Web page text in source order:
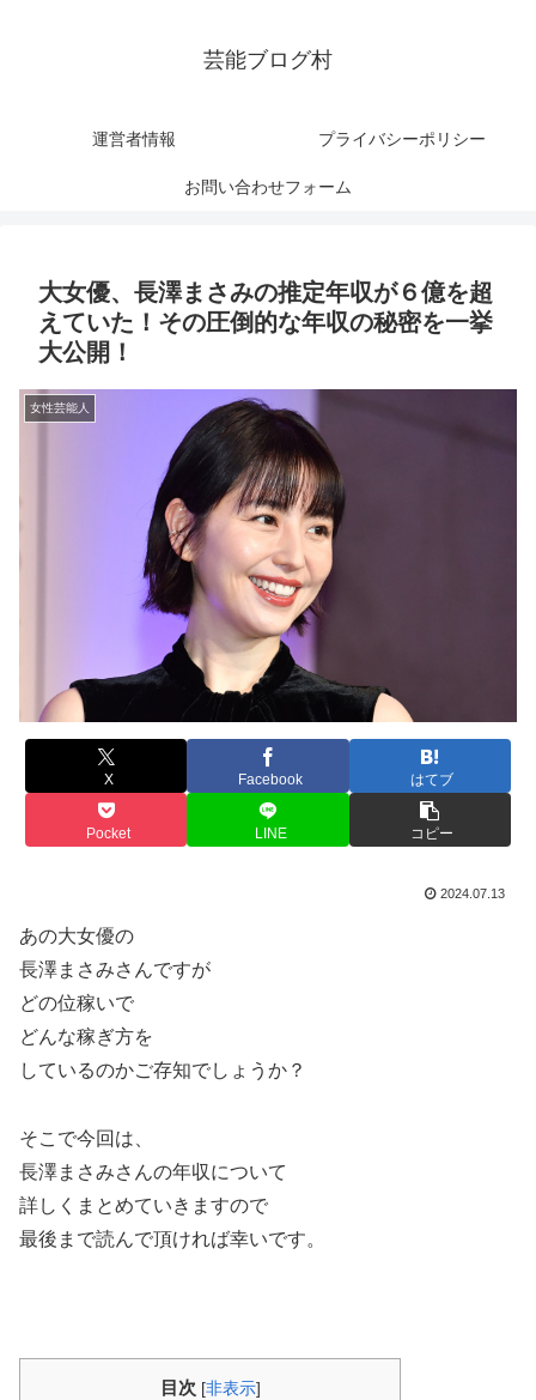
芸能ブログ村
運営者情報 プライバシーポリシー
お問い合わせフォーム
大女優、長澤まさみの推定年収が６億を超
えていた！その圧倒的な年収の秘密を一挙
大公開！
女性芸能人
X Facebook はてブ
Pocket LINE コピー
2024.07.13
あの大女優の
長澤まさみさんですが
どの位稼いで
どんな稼ぎ方を
しているのかご存知でしょうか？
そこで今回は、
長澤まさみさんの年収について
詳しくまとめていきますので
最後まで読んで頂ければ幸いです。
目次 [非表示]